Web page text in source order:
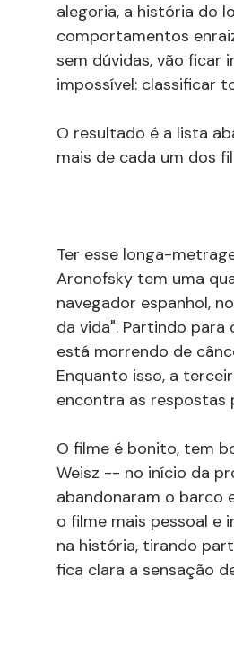
alegoria, a história do
comportamentos
sem dúvidas, vão ficar
impossível: classificar
O resultado é a lista
mais de cada um dos
Ter esse longa-
Aronofsky tem uma
navegador espanhol,
da vida". Partindo
está morrendo de
Enquanto isso, a
encontra as respostas
O filme é bonito, tem
Weisz -- no início da
abandonaram o barco
o filme mais pessoal e
na história, tirando
fica clara a sensação